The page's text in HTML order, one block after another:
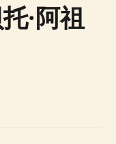
·阿祖